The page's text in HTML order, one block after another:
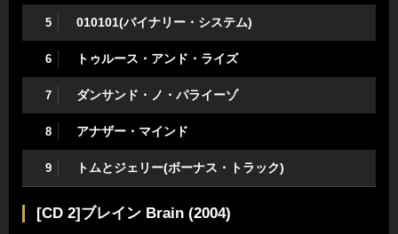
5 010101(バイナリー・システム)
6 トゥルース・アンド・ライズ
7 ダンサンド・ノ・パライーゾ
8 アナザー・マインド
9 トムとジェリー(ボーナス・トラック)
[CD 2]ブレイン Brain (2004)